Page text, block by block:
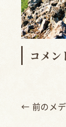
コメン
← 前のメ